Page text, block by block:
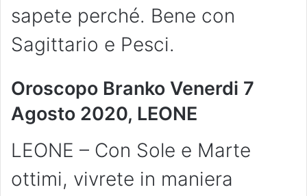
sapete perché. Bene con
Sagittario e Pesci.
Oroscopo Branko Venerdi 7
Agosto 2020, LEONE
LEONE – Con Sole e Marte
ottimi, vivrete in maniera